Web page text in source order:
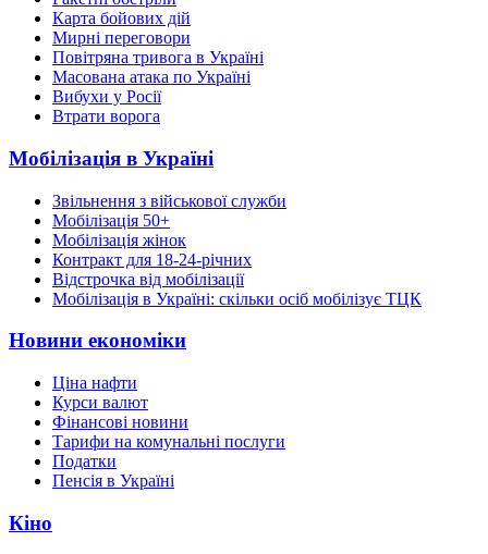
Карта бойових дій
Мирні переговори
Повітряна тривога в Україні
Масована атака по Україні
Вибухи у Росії
Втрати ворога
Мобілізація в Україні
Звільнення з військової служби
Мобілізація 50+
Мобілізація жінок
Контракт для 18-24-річних
Відстрочка від мобілізації
Мобілізація в Україні: скільки осіб мобілізує ТЦК
Новини економіки
Ціна нафти
Курси валют
Фінансові новини
Тарифи на комунальні послуги
Податки
Пенсія в Україні
Кіно